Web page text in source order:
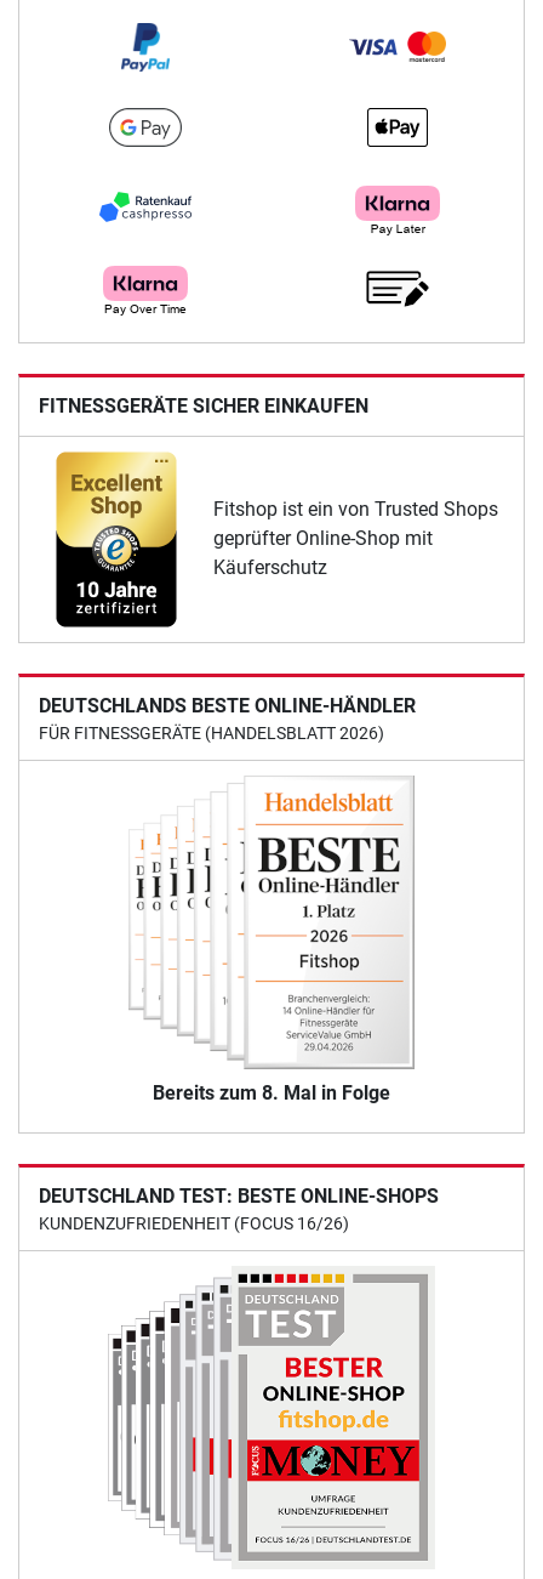
FITNESSGERÄTE SICHER EINKAUFEN
Fitshop ist ein von Trusted Shops
geprüfter Online-Shop mit
Käuferschutz
DEUTSCHLANDS BESTE ONLINE-HÄNDLER
FÜR FITNESSGERÄTE (HANDELSBLATT 2026)
Bereits zum 8. Mal in Folge
DEUTSCHLAND TEST: BESTE ONLINE-SHOPS
KUNDENZUFRIEDENHEIT (FOCUS 16/26)